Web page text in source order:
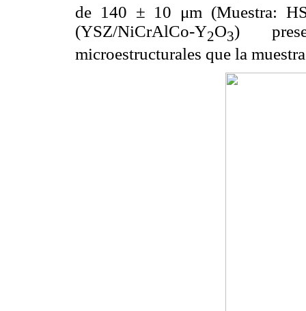
de 140 ± 10 μm (Muestra:
(YSZ/NiCrAlCo-Y2O3)
microestructurales que la